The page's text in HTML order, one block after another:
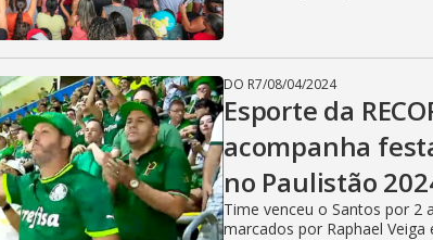
DO R7/08/04/2024
Esporte da
acompanha
no Paulistão
Time venceu o Santos por 2
marcados por Raphael Veiga